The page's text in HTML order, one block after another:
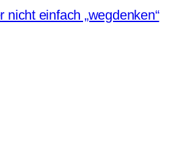
einfach „wegdenken“